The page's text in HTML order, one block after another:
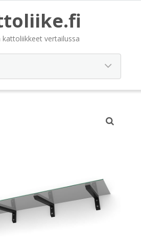
kattoliikkeet vertailussa